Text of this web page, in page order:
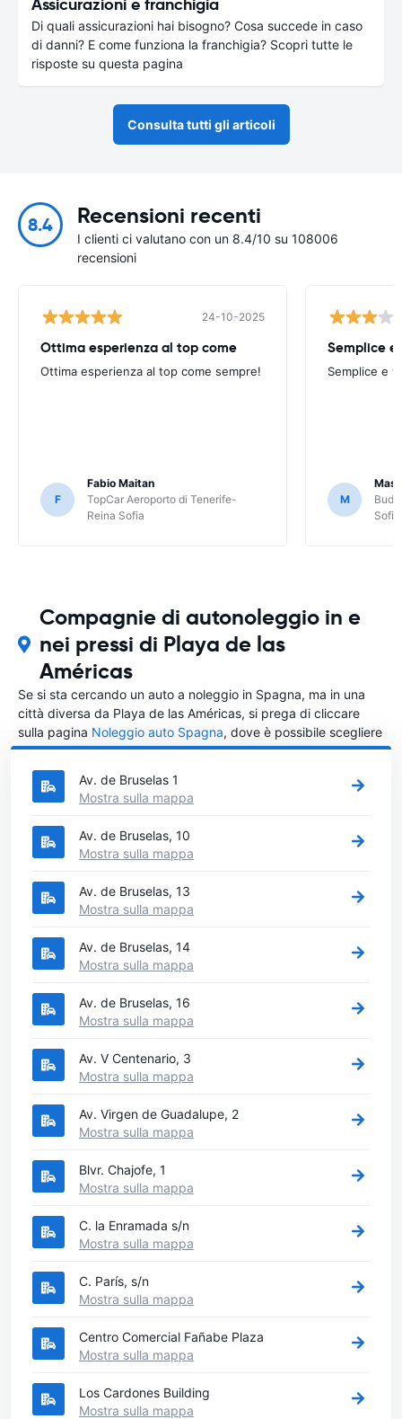
Di quali assicurazioni hai bisogno? Cosa succede in caso
di danni? E come funziona la franchigia? Scopri tutte le
risposte su questa pagina
Consulta tutti gli articoli
8.4 Recensioni recenti
I clienti ci valutano con un 8.4/10 su 108006
recensioni
24-10-2025
Ottima esperienza al top come
Ottima esperienza al top come sempre!
F
Fabio Maitan
TopCar Aeroporto di Tenerife-
Reina Sofia
Semplice e
Semplice e
M
Sofia
Compagnie di autonoleggio in e
nei pressi di Playa de las
Américas
Se si sta cercando un auto a noleggio in Spagna, ma in una
città diversa da Playa de las Américas, si prega di cliccare
sulla pagina Noleggio auto Spagna, dove è possibile scegliere
in quale città in Spagna si vuole noleggiare l'auto.
Av. de Bruselas 1
Mostra sulla mappa
Av. de Bruselas, 10
Mostra sulla mappa
Av. de Bruselas, 13
Mostra sulla mappa
Av. de Bruselas, 14
Mostra sulla mappa
Av. de Bruselas, 16
Mostra sulla mappa
Av. V Centenario, 3
Mostra sulla mappa
Av. Virgen de Guadalupe, 2
Mostra sulla mappa
Blvr. Chajofe, 1
Mostra sulla mappa
C. la Enramada s/n
Mostra sulla mappa
C. París, s/n
Mostra sulla mappa
Centro Comercial Fañabe Plaza
Mostra sulla mappa
Los Cardones Building
Mostra sulla mappa